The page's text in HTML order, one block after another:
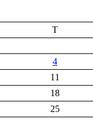
T
4
11
18
25